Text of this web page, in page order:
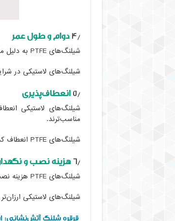
۴٫دوام و طول عمر
شیلنگ‌های PTFE به دلیل مقاومت بالا در برابر تخریب، دوام بیشتری دارند.
شیلنگ‌های لاستیکی در
۵٫انعطاف‌پذیری
شیلنگ‌های لاستیکی
مناسب‌ترند.
شیلنگ‌های PTFE انعطاف کمتری دارند و بیشتر برای کاربردهای ثابت استفاده می‌شوند.
۶٫هزینه نصب و
شیلنگ‌های PTFE هزینه نصب بالاتری دارند اما به نگهداری کمتری نیاز دارند.
شیلنگ‌های لاستیکی
قرقره شلنگ آتش‌نشانی: